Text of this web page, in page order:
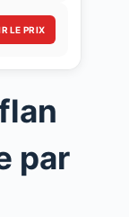
LE PRIX
par